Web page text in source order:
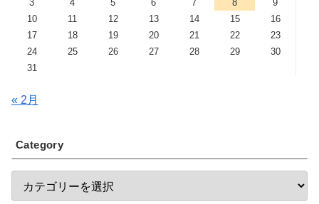
3
4 5 6 7 8
9
10
11 12 13 14 15
16
17
18 19 20 21 22
23
24
25 26 27 28 29
30
31
« 2月
Category